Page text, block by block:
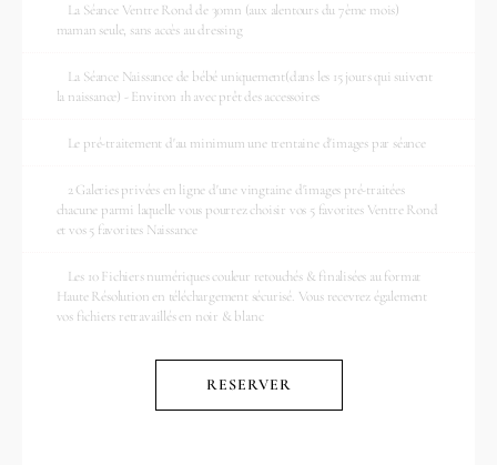
La Séance Ventre Rond de 30mn (aux alentours du 7ème mois)
maman seule, sans accès au dressing
La Séance Naissance de bébé uniquement(dans les 15 jours qui suivent
la naissance) - Environ 1h avec prêt des accessoires
Le pré-traitement d'au minimum une trentaine d'images par séance
2 Galeries privées en ligne d'une vingtaine d'images pré-traitées
chacune parmi laquelle vous pourrez choisir vos 5 favorites Ventre Rond
et vos 5 favorites Naissance
Les 10 Fichiers numériques couleur retouchés & finalisées au format
Haute Résolution en téléchargement sécurisé. Vous recevrez également
vos fichiers retravaillés en noir & blanc
RESERVER